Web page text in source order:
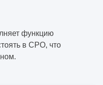
функцию
в СРО, что